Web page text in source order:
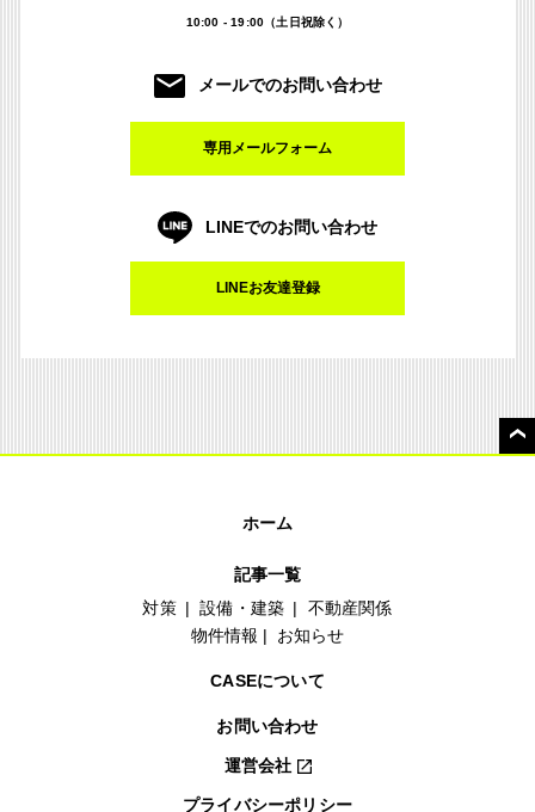
10:00 - 19:00（土日祝除く）
メールでのお問い合わせ
専用メールフォーム
LINEでのお問い合わせ
LINEお友達登録
ホーム
記事一覧
対策
設備・建築
不動産関係
物件情報
お知らせ
CASEについて
お問い合わせ
運営会社
プライバシーポリシー